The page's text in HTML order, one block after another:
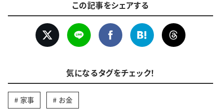
この記事をシェアする
気になるタグをチェック！
家事 お金